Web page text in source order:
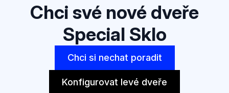
Chci své nové dveře
Special Sklo
Chci si nechat poradit
Konfigurovat levé dveře